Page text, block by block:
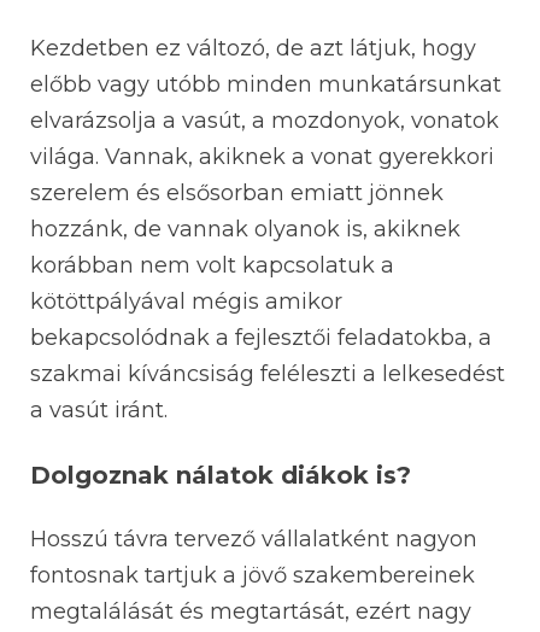
Kezdetben ez változó, de azt látjuk, hogy
előbb vagy utóbb minden munkatársunkat
elvarázsolja a vasút, a mozdonyok, vonatok
világa. Vannak, akiknek a vonat gyerekkori
szerelem és elsősorban emiatt jönnek
hozzánk, de vannak olyanok is, akiknek
korábban nem volt kapcsolatuk a
kötöttpályával mégis amikor
bekapcsolódnak a fejlesztői feladatokba, a
szakmai kíváncsiság feléleszti a lelkesedést
a vasút iránt.
Dolgoznak nálatok diákok is?
Hosszú távra tervező vállalatként nagyon
fontosnak tartjuk a jövő szakembereinek
megtalálását és megtartását, ezért nagy